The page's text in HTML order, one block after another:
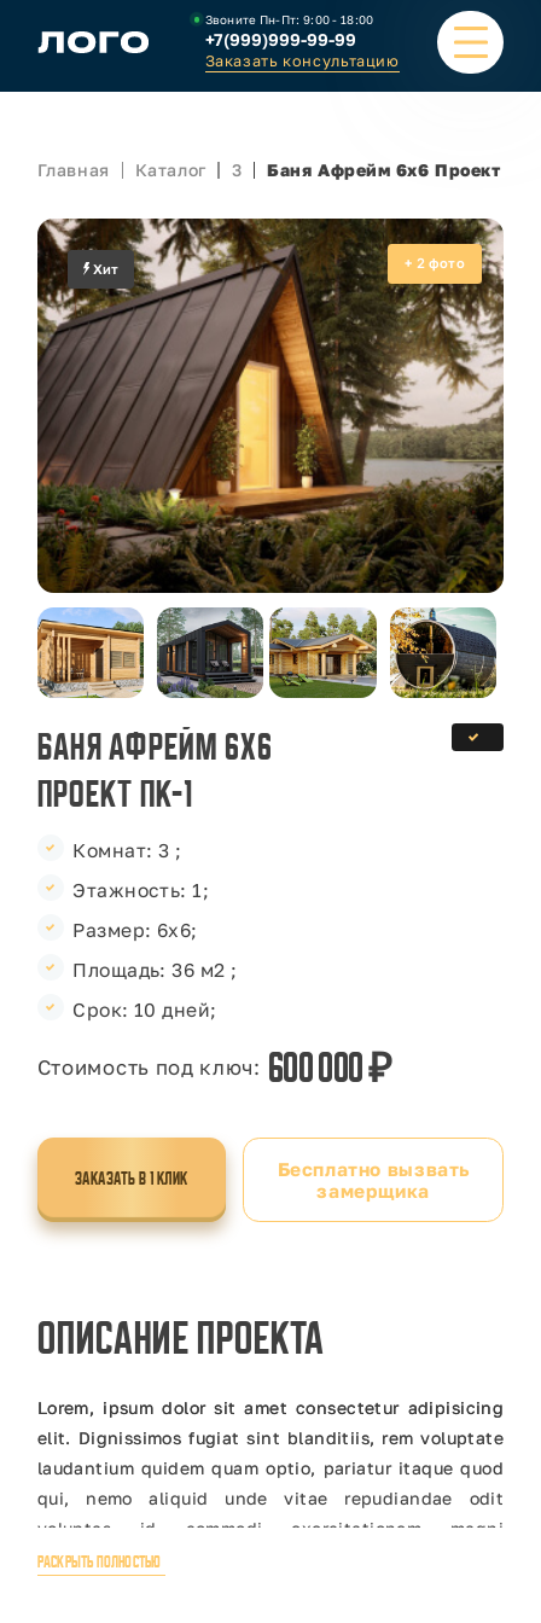
Звоните Пн-Пт: 9:00 - 18:00
+7(999)999-99-99
Заказать консультацию
КАЛЬКУЛЯТОР
О КОМПАНИИ
СТАТЬИ
ВАКАНСИИ
КОНТАКТЫ
Главная Каталог 3 Баня Афрейм 6х6 Проект
Хит + 2 фото
Баня Афрейм 6х6
Проект ПК-1
Комнат: 3 ;
Этажность: 1;
Размер: 6x6;
Площадь: 36 м2 ;
Срок: 10 дней;
Стоимость под ключ: 600 000 ₽
ЗАКАЗАТЬ В 1 КЛИК
Бесплатно вызвать
замерщика
Описание проекта
Lorem, ipsum dolor sit amet consectetur adipisicing
elit. Dignissimos fugiat sint blanditiis, rem voluptate
laudantium quidem quam optio, pariatur itaque quod
qui, nemo aliquid unde vitae repudiandae odit
voluptas id commodi exercitationem magni
numquam?
РАСКРЫТЬ ПОЛНОСТЬЮ